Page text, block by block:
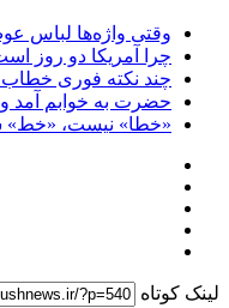
وقتی واژه‌ها لباس
چرا آمریکا دو روز
چند نکته فوری خطاب
حضرت به خوابم
«خطا» نیست، «خط»
لینک کوتاه